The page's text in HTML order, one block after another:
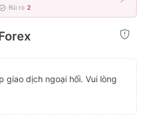
Rủi ro 2
giao dịch ngoại hối. Vui lòng